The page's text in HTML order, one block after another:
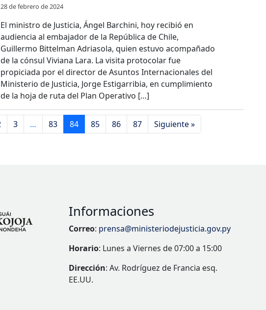
28 de febrero de 2024
El ministro de Justicia, Ángel Barchini, hoy recibió en
audiencia al embajador de la República de Chile,
Guillermo Bittelman Adriasola, quien estuvo acompañado
de la cónsul Viviana Lara. La visita protocolar fue
propiciada por el director de Asuntos Internacionales del
Ministerio de Justicia, Jorge Estigarribia, en cumplimiento
de la hoja de ruta del Plan Operativo […]
3 … 83 84 85 86 87 Siguiente »
Informaciones
Correo: prensa@ministeriodejusticia.gov.py
Horario: Lunes a Viernes de 07:00 a 15:00
Dirección: Av. Rodríguez de Francia esq.
EE.UU.